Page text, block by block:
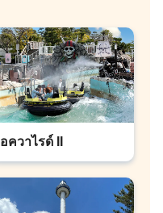
อควาไรด์ II